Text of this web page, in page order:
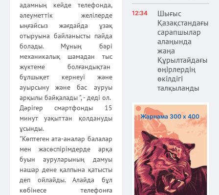
адамның кейде телефонда,
әлеуметтік желілерде
ыңғайсыз жағдайда ұзақ
отыруына байланысты пайда
болады. Мұның бәрі
механикалық шамадан тыс
жүктеме болғандықтан
бұлшықет кернеуі және
ауырсыну және бас ауруы
арқылы байқалады ", - деді ол.
Дәрігер смартфонды 15
минут уақыттан қолдануды
ұсынды.
"Көптеген ата-аналар балалар
мен жасөспірімдерде арқа
буын ауруларының дамуы
нашар дене қалпына қатысты
деп ойлайды. Алайда бұл
көбінесе телефонға
12:34
Шығыс
Қазақстандағы
сарапшылар
алаңында
жаңа
Құрылтайдағы
өңірлердің
өкілдігі
талқыланды
Жарнама 300 х 400